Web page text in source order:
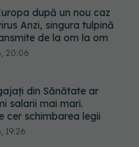
din Sănătate ar
salarii mai mari.
cer schimbarea legii
19:26
Cancerele ginecologice
fără operație. Dr.
(SANADOR): Chirurgia
doar punctual, pentru
de paciente